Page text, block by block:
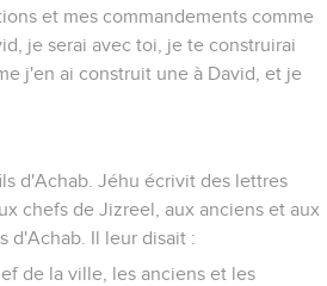
et mes commandements comme
je serai avec toi, je te construirai
j'en ai construit une à David, et je
d'Achab. Jéhu écrivit des lettres
chefs de Jizreel, aux anciens et aux
d'Achab. Il leur disait :
de la ville, les anciens et les